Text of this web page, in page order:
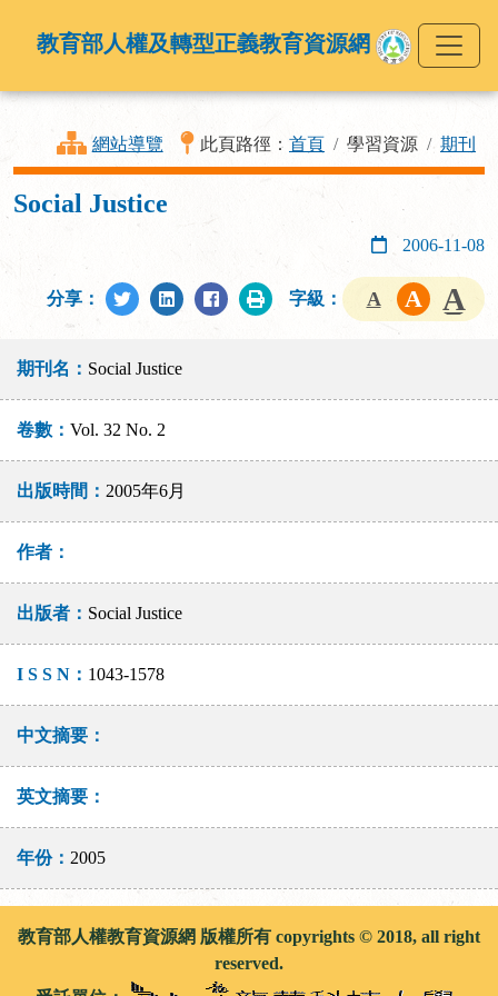
教育部人權及轉型正義教育資源網
網站導覽 此頁路徑： 首頁 學習資源 期刊
Social Justice
2006-11-08
分享： 字級：
期刊名： Social Justice
卷數：Vol. 32 No. 2
出版時間： 2005年6月
作者：
出版者： Social Justice
I S S N： 1043-1578
中文摘要：
英文摘要：
年份： 2005
教育部人權教育資源網 版權所有 copyrights © 2018, all right
reserved.